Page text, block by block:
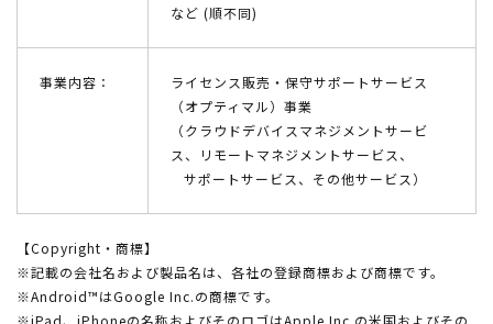
など (順不同)
事業内容：
ライセンス販売・保守サポートサービス
（オプティマル）事業
（クラウドデバイスマネジメントサービ
ス、リモートマネジメントサービス、
サポートサービス、その他サービス）
【Copyright・商標】
※記載の会社名および製品名は、各社の登録商標および商標です。
※Android™はGoogle Inc.の商標です。